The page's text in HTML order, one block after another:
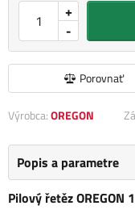
-
+
Porovnať
Výrobca:OREGON
Popis a parametre
Pilový řetěz